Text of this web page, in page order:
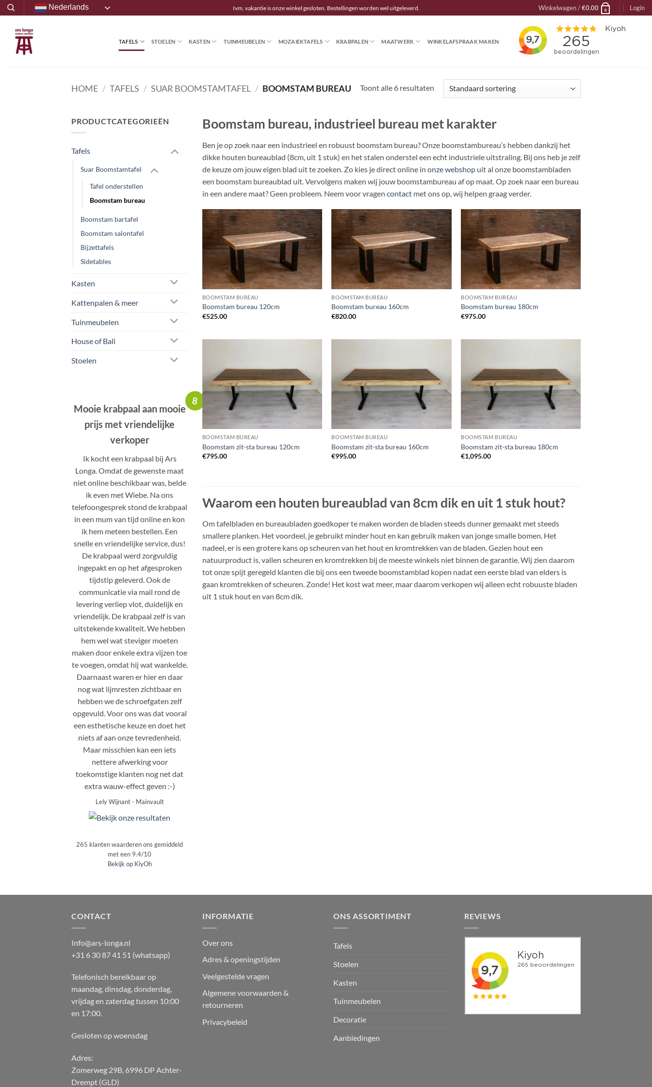
Ga
naar
inhoud
Nederlands Ivm. vakantie is onze winkel gesloten. Bestellingen worden wel uitgeleverd. Winkelwagen /€0.00 0 Login
TAFELS STOELEN KASTEN TUINMEUBELEN MOZAIEKTAFELS KRABPALEN MAATWERK WINKELAFSPRAAK MAKEN
HOME / TAFELS / SUAR BOOMSTAMTAFEL / BOOMSTAM BUREAU Toont alle 6 resultaten
PRODUCTCATEGORIEËN
Tafels
Suar Boomstamtafel
Tafel onderstellen
Boomstam bureau
Boomstam bartafel
Boomstam salontafel
Bijzettafels
Sidetables
Kasten
Kattenpalen & meer
Tuinmeubelen
House of Bali
Stoelen
8
Mooie krabpaal aan mooie
prijs met vriendelijke
verkoper
Ik kocht een krabpaal bij Ars
Longa. Omdat de gewenste maat
niet online beschikbaar was, belde
ik even met Wiebe. Na ons
telefoongesprek stond de krabpaal
in een mum van tijd online en kon
ik hem meteen bestellen. Een
snelle en vriendelijke service, dus!
De krabpaal werd zorgvuldig
ingepakt en op het afgesproken
tijdstip geleverd. Ook de
communicatie via mail rond de
levering verliep vlot, duidelijk en
vriendelijk. De krabpaal zelf is van
uitstekende kwaliteit. We hebben
hem wel wat steviger moeten
maken door enkele extra vijzen toe
te voegen, omdat hij wat wankelde.
Daarnaast waren er hier en daar
nog wat lijmresten zichtbaar en
hebben we de schroefgaten zelf
opgevuld. Voor ons was dat vooral
een esthetische keuze en doet het
niets af aan onze tevredenheid.
Maar misschien kan een iets
nettere afwerking voor
toekomstige klanten nog net dat
extra wauw-effect geven :-)
Lely Wijnant - Mainvault
265 klanten waarderen ons gemiddeld
met een 9.4/10
Bekijk op KiyOh
Boomstam bureau, industrieel bureau met karakter
Ben je op zoek naar een industrieel en robuust boomstam bureau? Onze boomstambureau’s hebben dankzij het
dikke houten bureaublad (8cm, uit 1 stuk) en het stalen onderstel een echt industriele uitstraling. Bij ons heb je zelf
de keuze om jouw eigen blad uit te zoeken. Zo kies je direct online in onze webshop uit al onze boomstambladen
een boomstam bureaublad uit. Vervolgens maken wij jouw boomstambureau af op maat. Op zoek naar een bureau
in een andere maat? Geen probleem. Neem voor vragen contact met ons op, wij helpen graag verder.
BOOMSTAM BUREAU
Boomstam bureau 120cm
€525.00
BOOMSTAM BUREAU
Boomstam bureau 160cm
€820.00
BOOMSTAM BUREAU
Boomstam bureau 180cm
€975.00
BOOMSTAM BUREAU
Boomstam zit-sta bureau 120cm
€795.00
BOOMSTAM BUREAU
Boomstam zit-sta bureau 160cm
€995.00
BOOMSTAM BUREAU
Boomstam zit-sta bureau 180cm
€1,095.00
Waarom een houten bureaublad van 8cm dik en uit 1 stuk hout?
Om tafelbladen en bureaubladen goedkoper te maken worden de bladen steeds dunner gemaakt met steeds
smallere planken. Het voordeel, je gebruikt minder hout en kan gebruik maken van jonge smalle bomen. Het
nadeel, er is een grotere kans op scheuren van het hout en kromtrekken van de bladen. Gezien hout een
natuurproduct is, vallen scheuren en kromtrekken bij de meeste winkels niet binnen de garantie. Wij zien daarom
tot onze spijt geregeld klanten die bij ons een tweede boomstamblad kopen nadat een eerste blad van elders is
gaan kromtrekken of scheuren. Zonde! Het kost wat meer, maar daarom verkopen wij alleen echt robuuste bladen
uit 1 stuk hout en van 8cm dik.
CONTACT
Info@ars-longa.nl
+31 6 30 87 41 51 (whatsapp)
Telefonisch bereikbaar op
maandag, dinsdag, donderdag,
vrijdag en zaterdag tussen 10:00
en 17:00.
Gesloten op woensdag
Adres:
Zomerweg 29B, 6996 DP Achter-
Drempt (GLD)
INFORMATIE
Over ons
Adres & openingstijden
Veelgestelde vragen
Algemene voorwaarden &
retourneren
Privacybeleid
ONS ASSORTIMENT
Tafels
Stoelen
Kasten
Tuinmeubelen
Decoratie
Aanbiedingen
REVIEWS